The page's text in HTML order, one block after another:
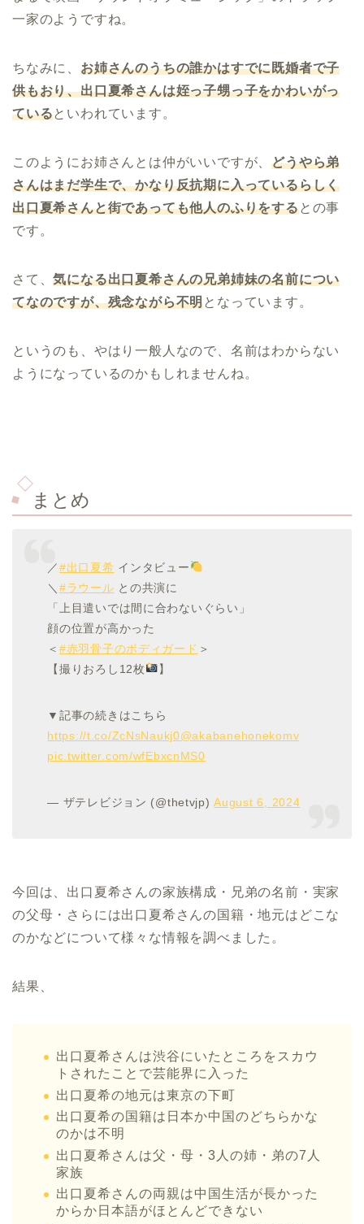
一家のようですね。
ちなみに、 お姉さんのうちの誰かはすでに既婚者で子
供もおり、出口夏希さんは姪っ子甥っ子をかわいがっ
ているといわれています。
このようにお姉さんとは仲がいいですが、どうやら弟
さんはまだ学生で、かなり反抗期に入っているらしく
出口夏希さんと街であっても他人のふりをするとの事
です。
さて、気になる出口夏希さんの兄弟姉妹の名前につい
てなのですが、残念ながら不明となっています。
というのも、やはり一般人なので、名前はわからない
ようになっているのかもしれませんね。
まとめ
／#出口夏希 インタビュー
＼ #ラウール との共演に
「上目遣いでは間に合わないぐらい」
顔の位置が高かった
＜ #赤羽骨子のボディガード ＞
【撮りおろし12枚
】
▼記事の続きはこちら
https://t.co/ZcNsNaukj0@akabanehonekomv
pic.twitter.com/wfEbxcnMS0
— ザテレビジョン (@thetvjp)August 6, 2024
今回は、出口夏希さんの家族構成・兄弟の名前・実家
の父母・さらには出口夏希さんの国籍・地元はどこな
のかなどについて様々な情報を調べました。
結果、
出口夏希さんは渋谷にいたところをスカウ
トされたことで芸能界に入った
出口夏希の地元は東京の下町
出口夏希の国籍は日本か中国のどちらかな
のかは不明
出口夏希さんは父・母・3人の姉・弟の7人
家族
出口夏希さんの両親は中国生活が長かった
からか日本語がほとんどできない